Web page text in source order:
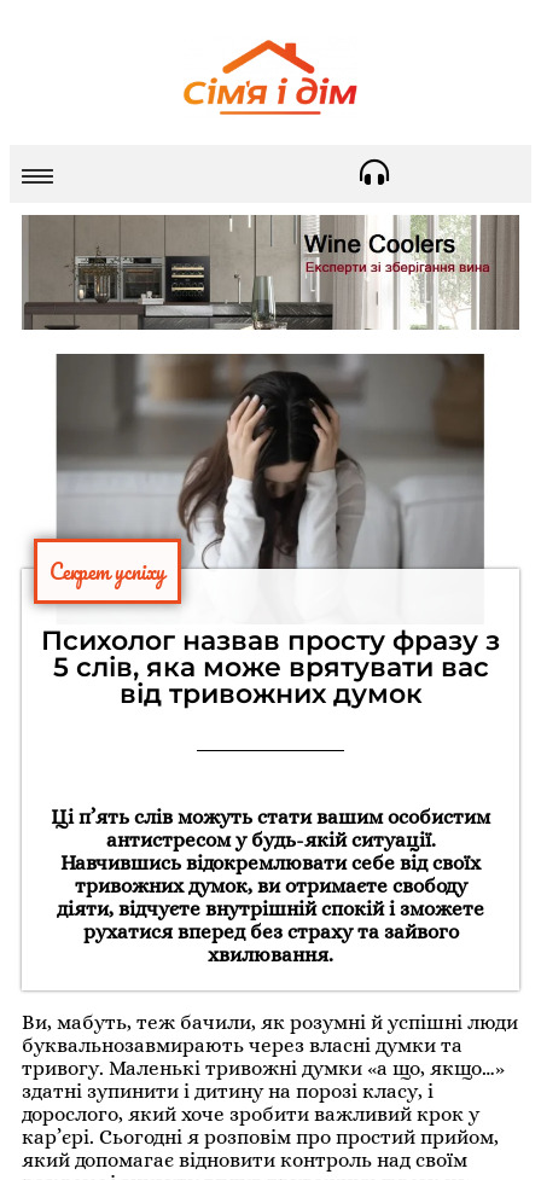
Секрет успіху
Психолог назвав просту фразу з
5 слів, яка може врятувати вас
від тривожних думок
Ці п’ять слів можуть стати вашим особистим
антистресом у будь-якій ситуації.
Навчившись відокремлювати себе від своїх
тривожних думок, ви отримаєте свободу
діяти, відчуєте внутрішній спокій і зможете
рухатися вперед без страху та зайвого
хвилювання.
Ви, мабуть, теж бачили, як розумні й успішні люди
буквальнозавмирають через власні думки та
тривогу. Маленькі тривожні думки «а що, якщо…»
здатні зупинити і дитину на порозі класу, і
дорослого, який хоче зробити важливий крок у
кар’єрі. Сьогодні я розповім про простий прийом,
який допомагає відновити контроль над своїм